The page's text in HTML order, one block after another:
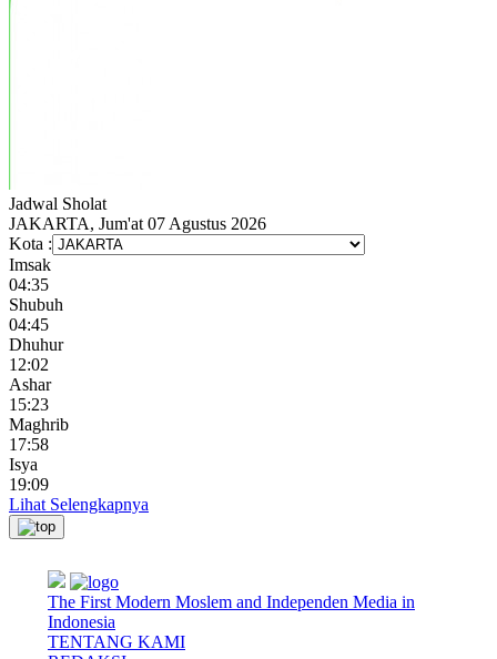
Jadwal Sholat
JAKARTA, Jum'at 07 Agustus 2026
Kota :
Imsak
04:35
Shubuh
04:45
Dhuhur
12:02
Ashar
15:23
Maghrib
17:58
Isya
19:09
Lihat Selengkapnya
The First Modern Moslem and Independen Media in
Indonesia
TENTANG KAMI